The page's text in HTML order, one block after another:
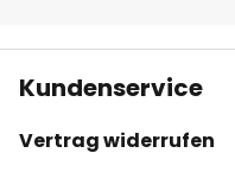
Kundenservice
Vertrag widerrufen